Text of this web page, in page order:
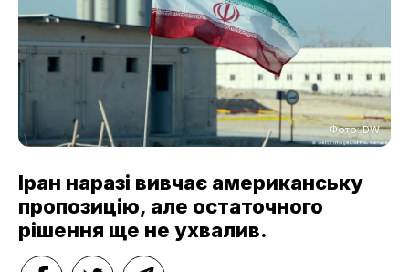
Фото: DW
Іран наразі вивчає американську
пропозицію, але остаточного
рішення ще не ухвалив.